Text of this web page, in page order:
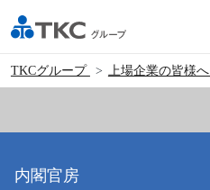
TKCグループ 上場企業の皆様へ
内閣官房